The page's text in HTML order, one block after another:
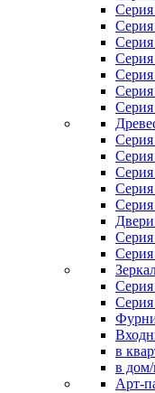
Серия
Серия
Серия
в
в дом/
Арт-